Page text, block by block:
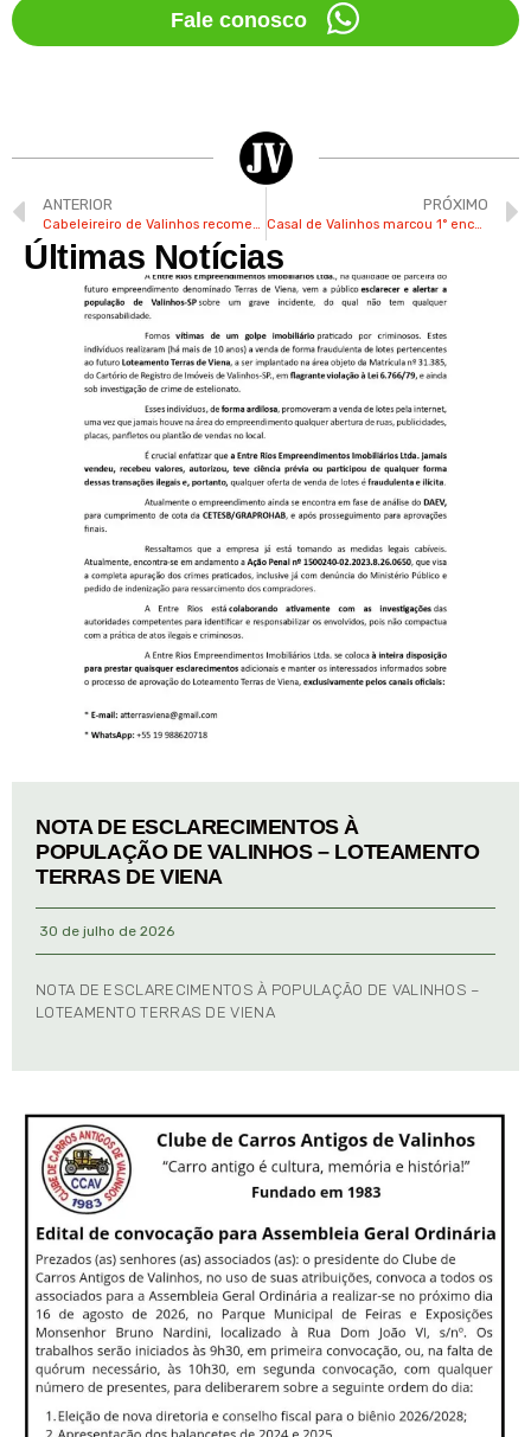
Fale conosco
ANTERIOR
Cabeleireiro de Valinhos recomeçou do zero após falência na pandemia
PRÓXIMO
Casal de Valinhos marcou 1° encontro através de uma ligação por engano
Últimas Notícias
NOTA DE ESCLARECIMENTOS À
POPULAÇÃO DE VALINHOS – LOTEAMENTO
TERRAS DE VIENA
30 de julho de 2026
NOTA DE ESCLARECIMENTOS À POPULAÇÃO DE VALINHOS –
LOTEAMENTO TERRAS DE VIENA